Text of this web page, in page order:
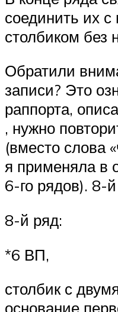
соединить их
столбиком без
Обратили
записи? Это
раппорта,
, нужно
(вместо слова
я применяла в
6-го рядов). 8-
8-й ряд:
*6 ВП,
столбик с
основание